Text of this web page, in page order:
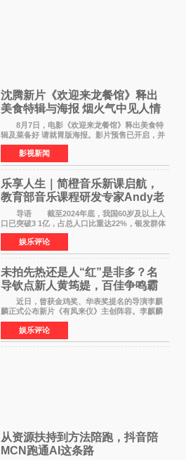
沈腾新片《欢迎来龙餐馆》释出
美食特辑与海报 烟火气中见人情
温暖
8月7日，电影《欢迎来龙餐馆》释出美食特
辑及菜备好 请就胃版海报。影片预售已开启，并
将于8月8日至10日14:00-21:00举行全国超前点
映。电影《欢迎来龙餐馆》作为战争美食喜剧大
片，讲述了中国
影视新闻
乐享人生｜简橙音乐新课启航，
教育部音乐课程研发专家Andy老
师重磅入驻领航银龄琴声
导语 截至2024年底，我国60岁及以上人
口已突破3 1亿，占总人口比重达22%，银发群体
的精神文化需求日益凸显。2024年1月，国务院办
公厅印发《关于发展银发经济增进老年人福祉的
意见》——这是
娱乐评论
未拍先热还是人“红”是非多？名
导钦点新人黄筠媞，百佳争鸣霸
气回应
近日，曾获金鸡奖、华表奖提名的导演李麒
麟正式公布新片《有凤来仪》主创阵容。李麒麟
早年凭电影《华容道》获得金鸡奖、华表奖提
名，此后长期参与国内外电影制作，其担任制片
人参与的作品亦曾
娱乐评论
从资源扶持到方法陪跑，抖音陪
MCN跑通AI这条路